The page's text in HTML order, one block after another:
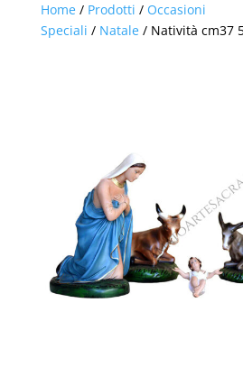
Home/ Prodotti / Occasioni
Speciali / Natale/ Natività cm37